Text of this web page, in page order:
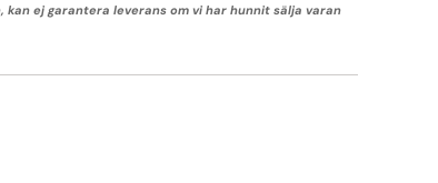
kan ej garantera leverans om vi har hunnit sälja varan